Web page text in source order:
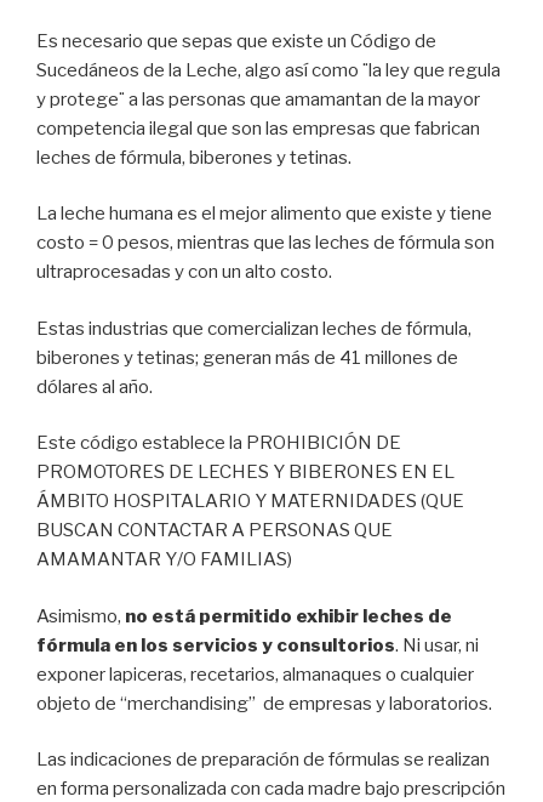
Es necesario que sepas que existe un Código de
Sucedáneos de la Leche, algo así como ¨la ley que regula
y protege¨ a las personas que amamantan de la mayor
competencia ilegal que son las empresas que fabrican
leches de fórmula, biberones y tetinas.
La leche humana es el mejor alimento que existe y tiene
costo = 0 pesos, mientras que las leches de fórmula son
ultraprocesadas y con un alto costo.
Estas industrias que comercializan leches de fórmula,
biberones y tetinas; generan más de 41 millones de
dólares al año.
Este código establece la PROHIBICIÓN DE
PROMOTORES DE LECHES Y BIBERONES EN EL
ÁMBITO HOSPITALARIO Y MATERNIDADES (QUE
BUSCAN CONTACTAR A PERSONAS QUE
AMAMANTAR Y/O FAMILIAS)
Asimismo, no está permitido exhibir leches de
fórmula en los servicios y consultorios. Ni usar, ni
exponer lapiceras, recetarios, almanaques o cualquier
objeto de “merchandising” de empresas y laboratorios.
Las indicaciones de preparación de fórmulas se realizan
en forma personalizada con cada madre bajo prescripción